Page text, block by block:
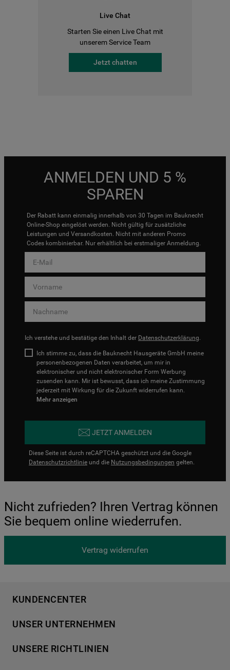
Live Chat
Starten Sie einen Live Chat mit
unserem Service Team
Jetzt chatten
ANMELDEN UND 5 %
SPAREN
Der Rabatt kann einmalig innerhalb von 30 Tagen im Bauknecht
Online-Shop eingelöst werden. Nicht gültig für zusätzliche
Leistungen und Versandkosten. Nicht mit anderen Promo
Codes kombinierbar. Nur erhältlich bei erstmaliger Anmeldung.
Ich verstehe und bestätige den Inhalt der Datenschutzerklärung.
Ich stimme zu, dass die Bauknecht Hausgeräte GmbH meine
personenbezogenen Daten verarbeitet, um mir in
elektronischer und nicht elektronischer Form Werbung
zusenden kann. Mir ist bewusst, dass ich meine Zustimmung
jederzeit mit Wirkung für die Zukunft widerrufen kann.
Mehr anzeigen
JETZT ANMELDEN
Diese Seite ist durch reCAPTCHA geschützt und die Google
Datenschutzrichtlinie und die Nutzungsbedingungen gelten.
Nicht zufrieden? Ihren Vertrag können
Sie bequem online wiederrufen.
Vertrag widerrufen
KUNDENCENTER
Händlersuche
Häufige Fragen
UNSER UNTERNEHMEN
Für Händler
UNSERE RICHTLINIEN